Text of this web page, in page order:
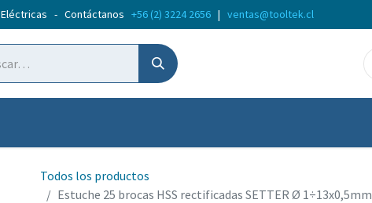
Eléctricas - Contáctanos +56 (2) 3224 2656 | ventas@tooltek.cl
Todos los productos
Estuche 25 brocas HSS rectificadas SETTER Ø 1÷13x0,5mm